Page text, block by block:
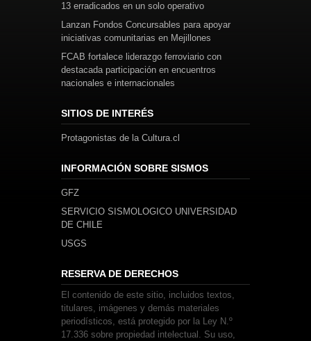
13 erradicados en un solo operativo
Lanzan Fondos Concursables para apoyar
iniciativas comunitarias en Mejillones
FCAB fortalece liderazgo ferroviario con
destacada participación en encuentros
nacionales e internacionales
SITIOS DE INTERÉS
Protagonistas de la Cultura.cl
INFORMACIÓN SOBRE SISMOS
GFZ
SERVICIO SISMOLOGICO UNIVERSIDAD
DE CHILE
USGS
RESERVA DE DERECHOS
El contenido de este sitio, incluidos textos,
titulares, imágenes y demás materiales
periodísticos, está protegido por la Ley N.º
17.336 sobre propiedad intelectual. Su uso,